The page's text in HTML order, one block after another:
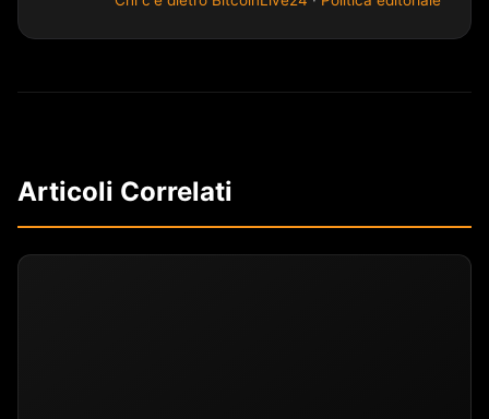
Articoli Correlati